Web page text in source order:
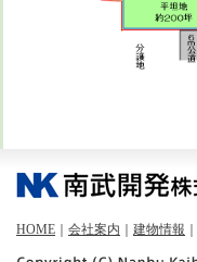
HOME 会社案内 建物情報